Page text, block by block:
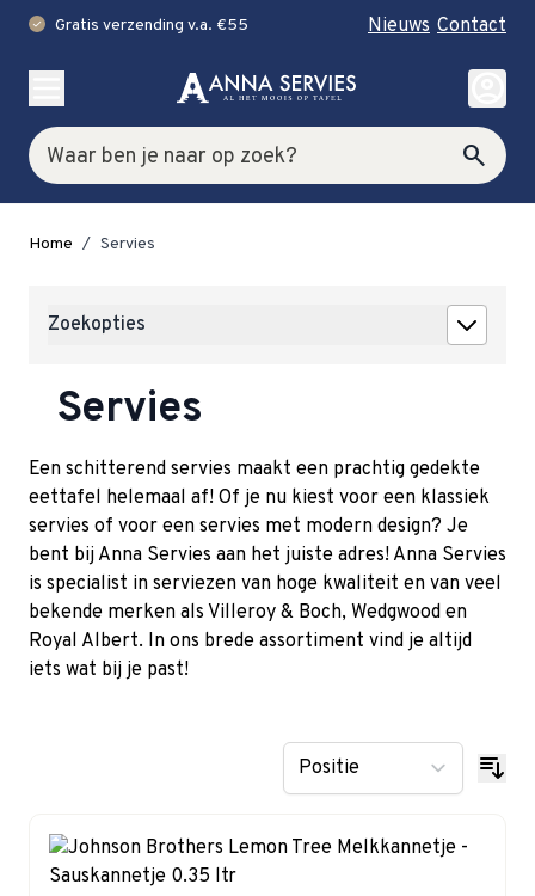
check Gratis verzending v.a. €55 Nieuws Contact
Zoek search
account_circle
Home / Servies
Zoekopties
Servies
Een schitterend servies maakt een prachtig gedekte
eettafel helemaal af! Of je nu kiest voor een klassiek
servies of voor een servies met modern design? Je
bent bij Anna Servies aan het juiste adres! Anna Servies
is specialist in serviezen van hoge kwaliteit en van veel
bekende merken als Villeroy & Boch, Wedgwood en
Royal Albert. In ons brede assortiment vind je altijd
iets wat bij je past!